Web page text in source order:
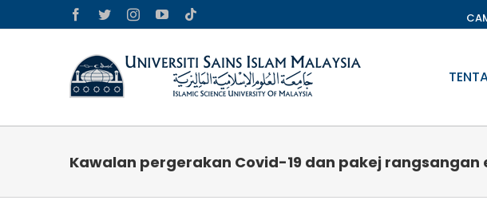
to
Facebook
TwitterInstagramYouTube
Kawalan pergerakan Covid-19 dan pakej rangsangan